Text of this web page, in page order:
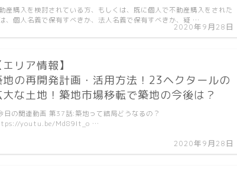
2020年9月28日
産購入を検討されている方、もしくは、既に個人で不動産購入をされた
、個人名義で保有すべきか、法人名義で保有すべきか、疑 …
リア情報】
地の再開発計画・活用方法！23ヘクタールの
大な土地！築地市場移転で築地の今後は？
2020年9月28日
日の関連動画 第37話:築地って結局どうなるの？
youtu.be/Md89It_o …